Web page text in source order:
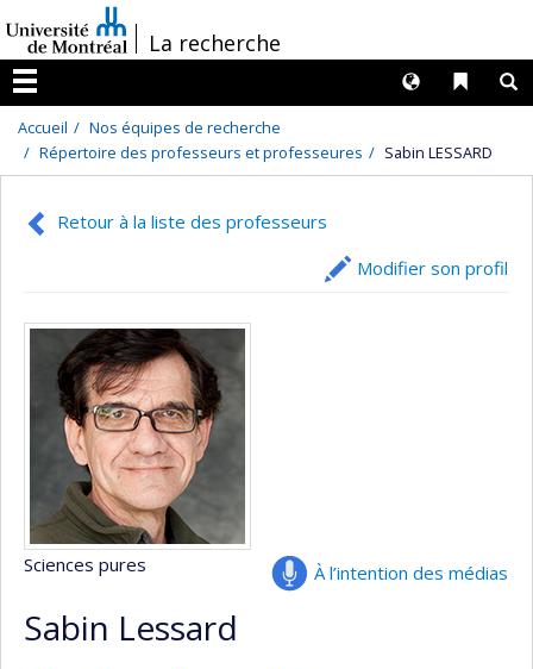
au
contenu
/La recherche
Menu
Liens
Langues
Accueil
Nos équipes de recherche
Répertoire des professeurs et professeures
Sabin LESSARD
Retour à la liste des professeurs
Modifier son profil
À l’intention des médias
Sciences pures
Sabin Lessard